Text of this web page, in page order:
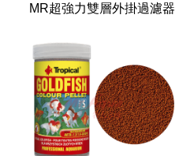
MR超強力雙層外掛過濾器